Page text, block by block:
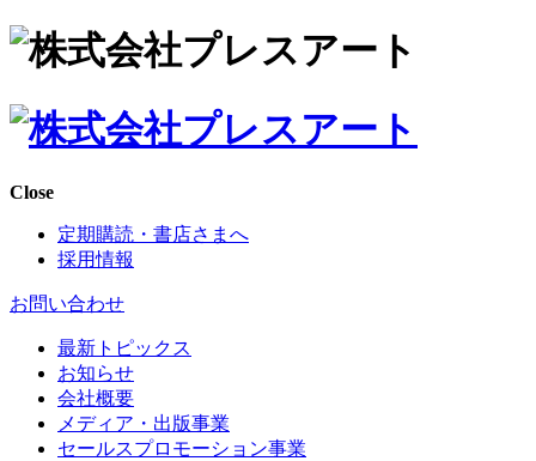
Close
定期購読・書店さまへ
採用情報
お問い合わせ
最新トピックス
お知らせ
会社概要
メディア・出版事業
セールスプロモーション事業